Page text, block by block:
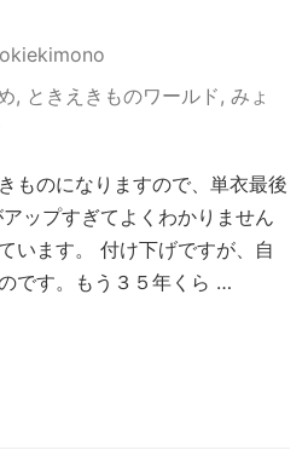
, ときえきものワールド , みょ
ものになりますので、単衣最後
ップすぎてよくわかりません
います。 付け下げですが、自
です。もう３５年くら …